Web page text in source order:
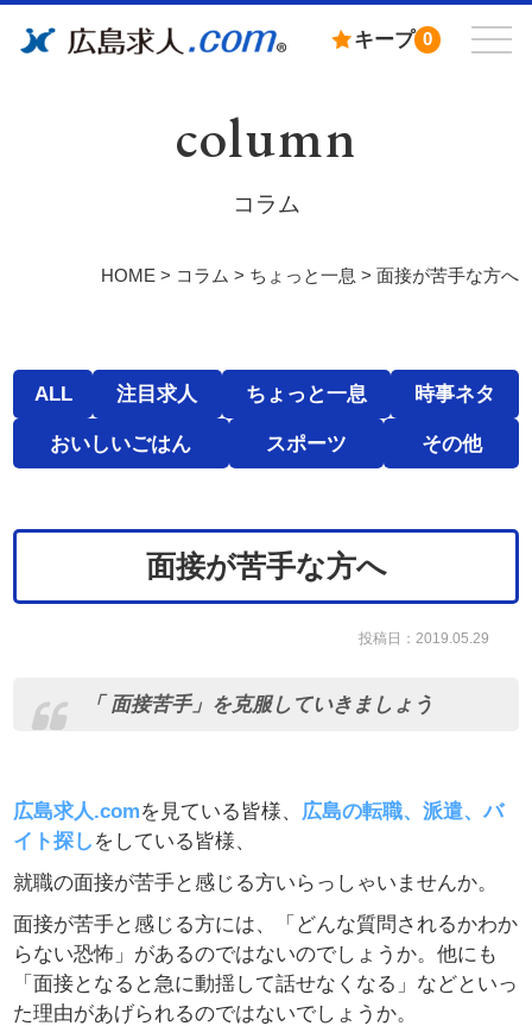
キープ 0
column
コラム
HOME> コラム > ちょっと一息 > 面接が苦手な方へ
ALL 注目求人 ちょっと一息 時事ネタ
おいしいごはん スポーツ その他
面接が苦手な方へ
投稿日：2019.05.29
「 面接苦手」を克服していきましょう
広島求人.comを見ている皆様、 広島の転職、派遣、バ
イト探し をしている皆様、
就職の面接が苦手と感じる方いらっしゃいませんか。
面接が苦手と感じる方には、「どんな質問されるかわか
らない恐怖」があるのではないのでしょうか。他にも
「面接となると急に動揺して話せなくなる」などといっ
た理由があげられるのではないでしょうか。